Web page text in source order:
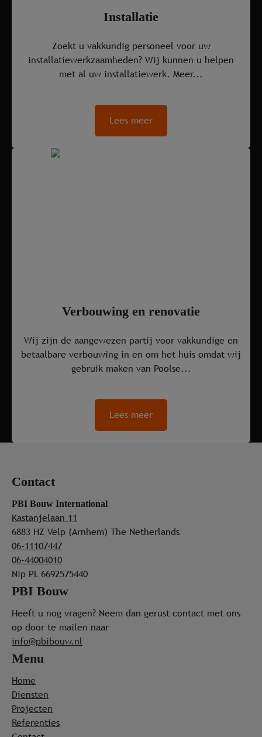
Installatie
Zoekt u vakkundig personeel voor uw
installatiewerkzaamheden? Wij kunnen u helpen
met al uw installatiewerk. Meer...
Lees meer
Verbouwing en renovatie
Wij zijn de aangewezen partij voor vakkundige en
betaalbare verbouwing in en om het huis omdat wij
gebruik maken van Poolse...
Lees meer
Contact
PBI Bouw International
Kastanjelaan 11
6883 HZ Velp (Arnhem) The Netherlands
06-11107447
06-44004010
Nip PL 6692575440
PBI Bouw
Heeft u nog vragen? Neem dan gerust contact met ons
op door te mailen naar
info@pbibouw.nl
Menu
Home
Diensten
Projecten
Referenties